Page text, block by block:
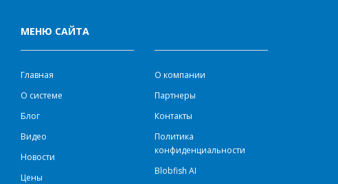
МЕНЮ САЙТА
Главная
О системе
Блог
Видео
Новости
Цены
О компании
Партнеры
Контакты
Политика
конфиденциальности
Blobfish AI